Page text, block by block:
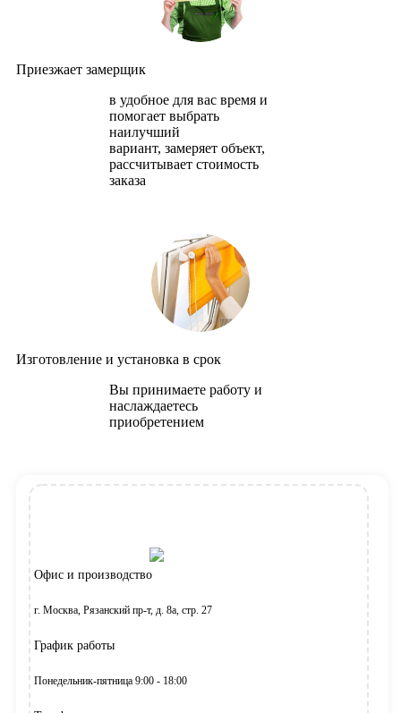
Приезжает замерщик
в удобное для вас время и
помогает выбрать
наилучший
вариант, замеряет объект,
рассчитывает стоимость
заказа
Изготовление и установка в срок
Вы принимаете работу и
наслаждаетесь
приобретением
Офис и производство
г. Москва, Рязанский пр-т, д. 8а, стр. 27
График работы
Понедельник-пятница 9:00 - 18:00